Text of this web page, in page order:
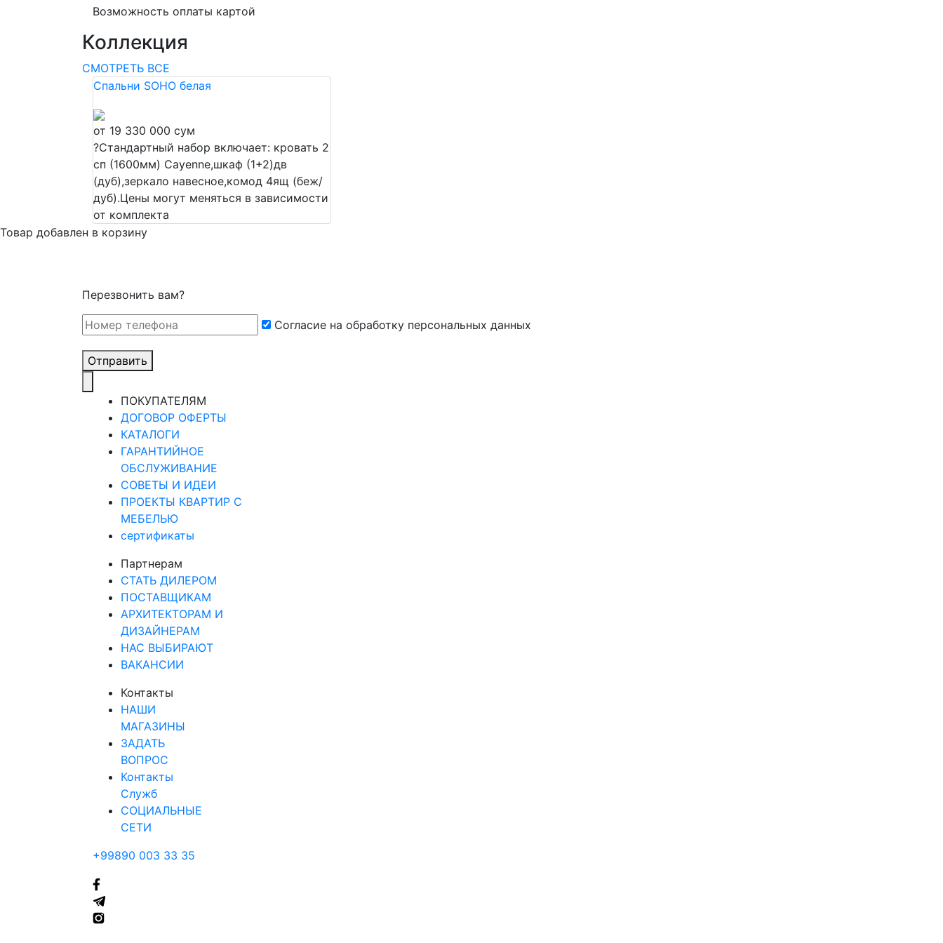
Возможность оплаты картой
Коллекция
СМОТРЕТЬ ВСЕ
Спальни SOHO белая
от 19 330 000 сум
?Стандартный набор включает: кровать 2
сп (1600мм) Cayenne,шкаф (1+2)дв
(дуб),зеркало навесное,комод 4ящ (беж/
дуб).Цены могут меняться в зависимости
от комплекта
Товар добавлен в корзину
Перезвонить вам?
Cогласие на обработку персональных данных
Отправить
ПОКУПАТЕЛЯМ
ДОГОВОР ОФЕРТЫ
КАТАЛОГИ
ГАРАНТИЙНОЕ
ОБСЛУЖИВАНИЕ
СОВЕТЫ И ИДЕИ
ПРОЕКТЫ КВАРТИР С
МЕБЕЛЬЮ
сертификаты
Партнерам
СТАТЬ ДИЛЕРОМ
ПОСТАВЩИКАМ
АРХИТЕКТОРАМ И
ДИЗАЙНЕРАМ
НАС ВЫБИРАЮТ
ВАКАНСИИ
Контакты
НАШИ
МАГАЗИНЫ
ЗАДАТЬ
ВОПРОС
Контакты
Служб
СОЦИАЛЬНЫЕ
СЕТИ
+99890 003 33 35